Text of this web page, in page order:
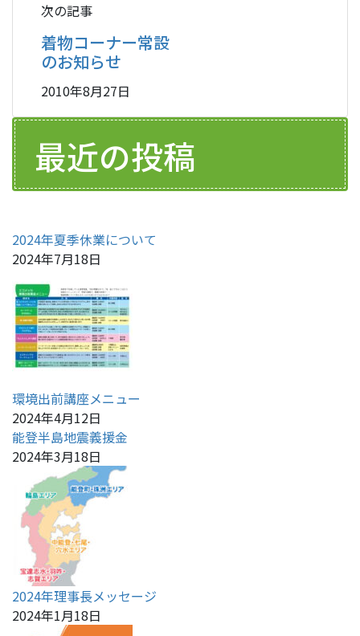
次の記事
着物コーナー常設
のお知らせ
2010年8月27日
最近の投稿
2024年夏季休業について
2024年7月18日
環境出前講座メニュー
2024年4月12日
能登半島地震義援金
2024年3月18日
2024年理事長メッセージ
2024年1月18日